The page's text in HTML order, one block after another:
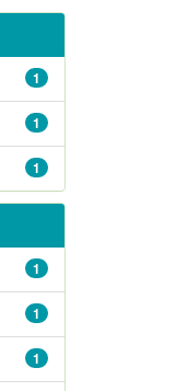
1
1
1
1
1
1